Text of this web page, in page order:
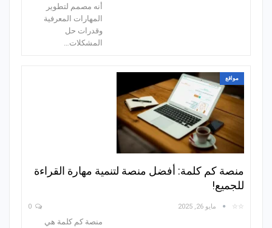
أنه مصمم لتطوير
المهارات المعرفية
وقدرات حل
المشكلات…
مواقع
منصة كم كلمة: أفضل منصة لتنمية مهارة القراءة
للجميع!
☆☆ مايو 26, 2025
منصة كم كلمة هي